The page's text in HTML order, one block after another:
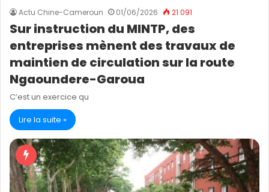
Actu Chine-Cameroun 01/06/2026 21 091
Sur instruction du MINTP, des
entreprises mènent des travaux de
maintien de circulation sur la route
Ngaoundere-Garoua
C’est un exercice qu
Lire la suite »